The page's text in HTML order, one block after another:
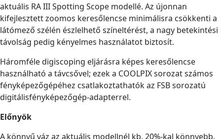
aktuális RA III Spotting Scope modellé. Az újonnan
kifejlesztett zoomos keresőlencse minimálisra csökkenti a
látómező szélén észlelhető színeltérést, a nagy betekintési
távolság pedig kényelmes használatot biztosít.
Háromféle digiscoping eljárásra képes keresőlencse
használható a távcsővel; ezek a COOLPIX sorozat számos
fényképezőgépéhez csatlakoztathatók az FSB sorozatú
digitálisfényképezőgép-adapterrel.
Előnyök
A könnyű váz az aktuális modellnél kb. 20%-kal könnyebb.